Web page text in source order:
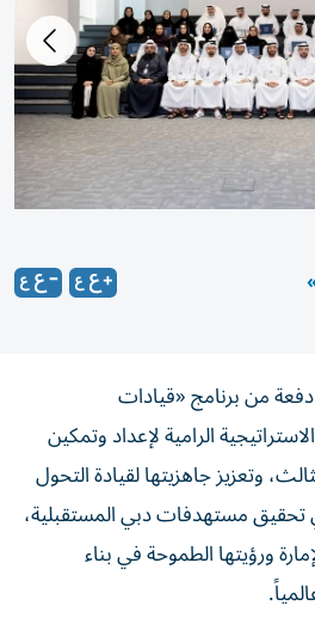
من برنامج «قيادات
الرامية لإعداد وتمكين
وتعزيز جاهزيتها لقيادة التحول
مستهدفات دبي المستقبلية،
ورؤيتها الطموحة في بناء